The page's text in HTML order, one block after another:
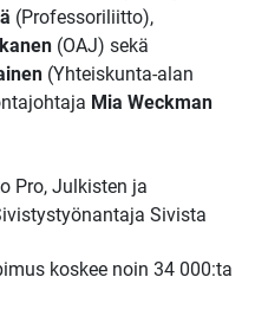
(Professoriliitto),
(OAJ) sekä
(Yhteiskunta-alan
Mia Weckman
Pro, Julkisten ja
Sivista
koskee noin 34 000:ta